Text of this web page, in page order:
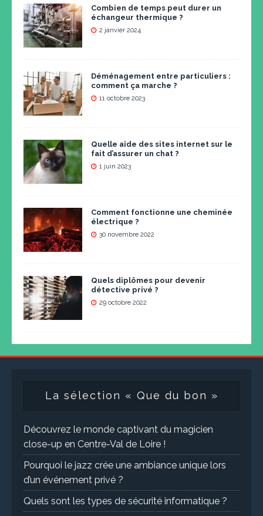
Combien de temps peut durer un
échangeur thermique ?
2 janvier 2024
Déménagement entre particuliers :
comment ça marche ?
11 octobre 2023
Quelle aide des sites internet sur le
fait d’assurer un chat ?
1 juin 2023
Comment fonctionne une cheminée
électrique ?
30 novembre 2022
Quels diplômes pour devenir
détective privé ?
29 octobre 2022
La sélection « Que du bon »
Découvrez le monde captivant du magicien
close-up en Centre-Val de Loire !
Pourquoi le jazz crée une ambiance unique lors
d’un événement privé ?
Quels sont les types de sécurité informatique ?